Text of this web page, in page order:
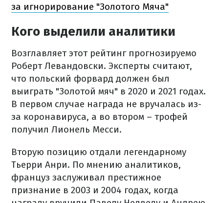
за игнорирование "Золотого Мяча"
Кого выделили аналитики
Возглавляет этот рейтинг прогнозируемо
Роберт Левандовски. Эксперты считают,
что польский форвард должен был
выиграть "Золотой мяч" в 2020 и 2021 годах.
В первом случае награда не вручалась из-
за коронавируса, а во втором – трофей
получил Лионель Месси.
Вторую позицию отдали легендарному
Тьерри Анри. По мнению аналитиков,
француз заслуживал престижное
признание в 2003 и 2004 годах, когда